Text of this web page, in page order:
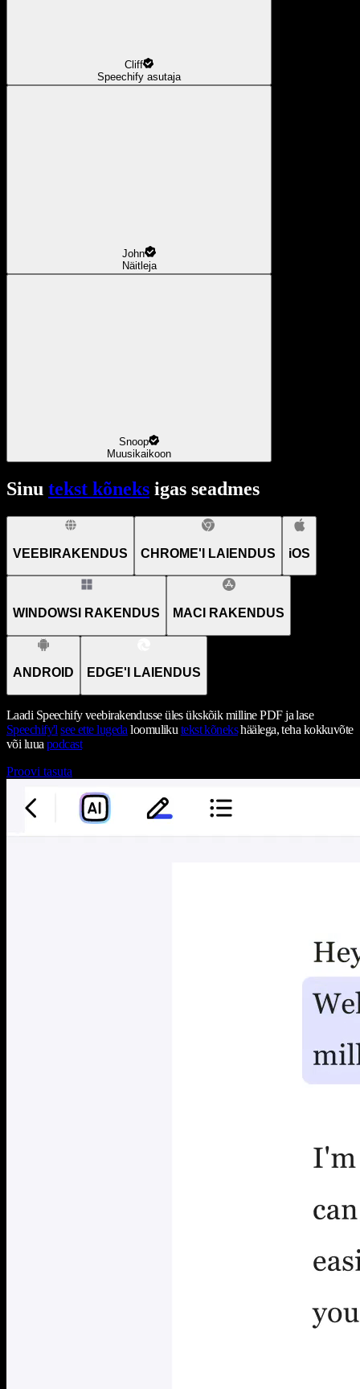
Cliff
Speechify asutaja
John
Näitleja
Snoop
Muusikaikoon
Sinu tekst kõneks igas seadmes
VEEBIRAKENDUS CHROME'I LAIENDUS iOS
WINDOWSI RAKENDUS MACI RAKENDUS
ANDROID EDGE'I LAIENDUS
Laadi Speechify veebirakendusse üles ükskõik milline PDF ja lase
Speechify'l see ette lugeda loomuliku tekst kõnekshäälega, teha kokkuvõte
või luua podcast
Proovi tasuta